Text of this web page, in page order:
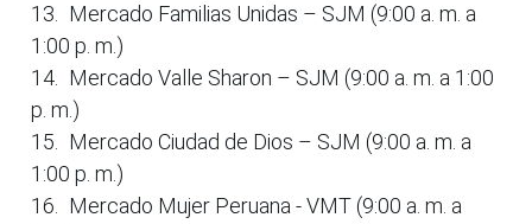
13. Mercado Familias Unidas – SJM (9:00 a. m. a
1:00 p. m.)
14. Mercado Valle Sharon – SJM (9:00 a. m. a 1:00
p. m.)
15. Mercado Ciudad de Dios – SJM (9:00 a. m. a
1:00 p. m.)
16. Mercado Mujer Peruana - VMT (9:00 a. m. a